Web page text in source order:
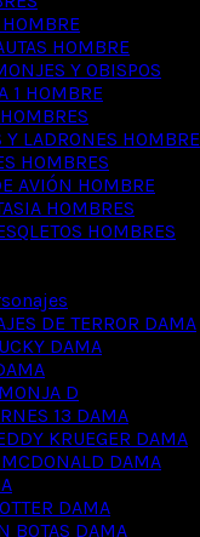
HOMBRE
Y OBISPOS
1 HOMBRE
Y LADRONES HOMBRE
HOMBRES
AVIÓN HOMBRE
HOMBRES
HOMBRES
DE TERROR DAMA
DAMA
D
13 DAMA
KRUEGER DAMA
DAMA
DAMA
BOTAS DAMA